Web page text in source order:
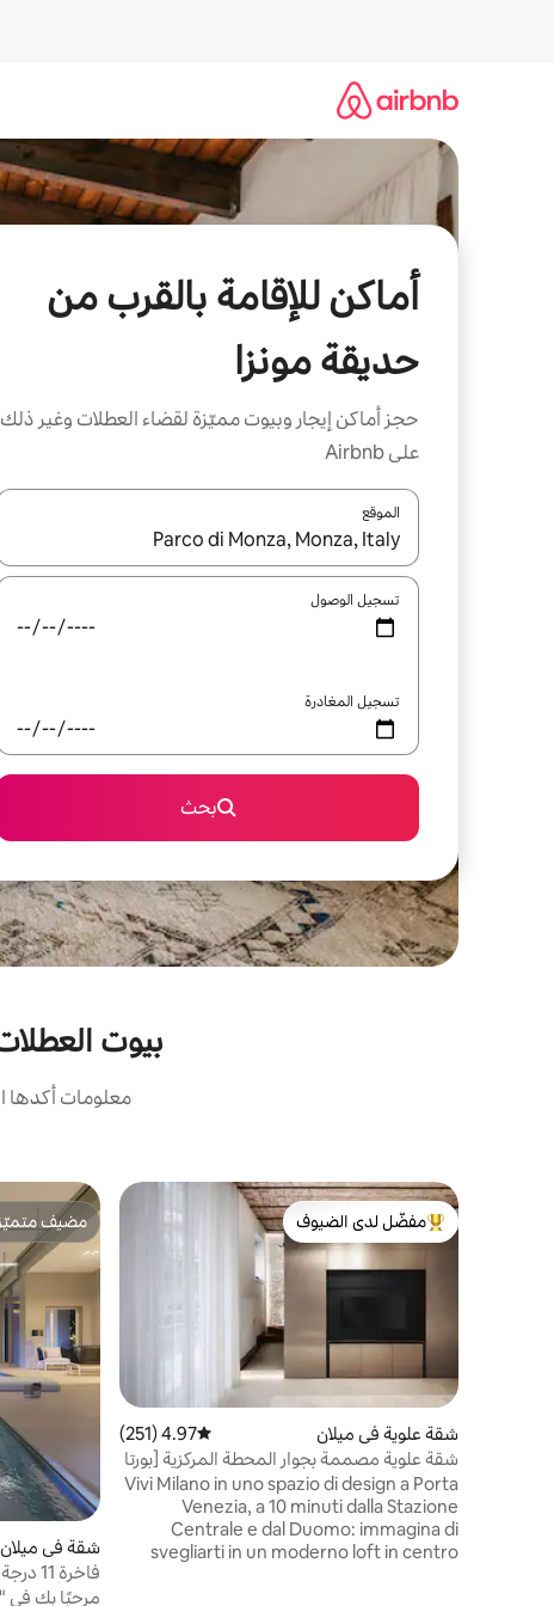
أماكن للإقامة بالقرب من
حديقة مونزا
حجز أماكن إيجار وبيوت مميّزة لقضاء العطلات وغير ذلك
على Airbnb
الموقع
عند توفر النتائج، انتقل باستخدام السهمين لأعلى
تسجيل الوصول
تسجيل المغادرة
بحث
بيوت
معلومات أكدها
من أبرز البيوت المفضّلة لدى الضيوف
مفضّل لدى الضيوف
شقة علوية في ميلان متوسط التقييم 4.97 من 5، 251 مراجعات
4.97 (251)
شقة علوية مصممة بجوار المحطة المركزية [بورتا
فينيسيا]
Vivi Milano in uno spazio di design a Porta
Venezia, a 10 minuti dalla Stazione
Centrale e dal Duomo: immagina di
svegliarti in un moderno loft in centro
مضيف
مضيف متميّز
شقة في ميلان
صالة ألعاب
مرحبًا بك في